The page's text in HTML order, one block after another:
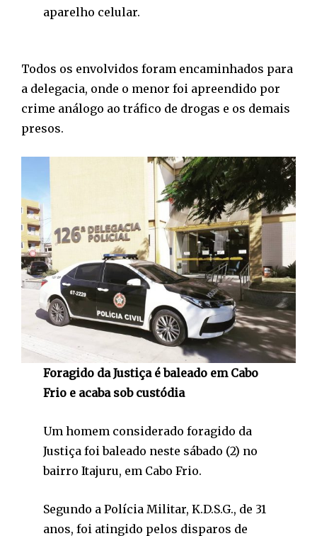
aparelho celular.
Todos os envolvidos foram encaminhados para
a delegacia, onde o menor foi apreendido por
crime análogo ao tráfico de drogas e os demais
presos.
Foragido da Justiça é baleado em Cabo
Frio e acaba sob custódia
Um homem considerado foragido da
Justiça foi baleado neste sábado (2) no
bairro Itajuru, em Cabo Frio.
Segundo a Polícia Militar, K.D.S.G., de 31
anos, foi atingido pelos disparos de